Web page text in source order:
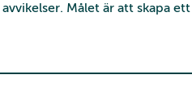
Målet är att skapa ett